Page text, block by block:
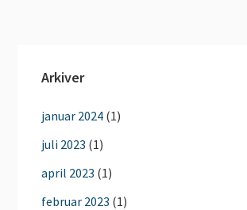
Arkiver
januar 2024 (1)
juli 2023 (1)
april 2023 (1)
februar 2023 (1)